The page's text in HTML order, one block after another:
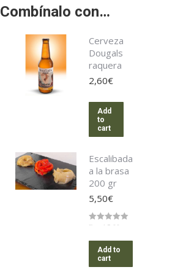
Combínalo con…
Cerveza
Dougals
raquera
2,60€
Add
to
cart
Escalibada
a la brasa
200 gr
5,50€
Rated 5.00
Add to
cart